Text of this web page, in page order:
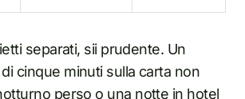
separati, sii prudente. Un
cinque minuti sulla carta non
perso o una notte in hotel